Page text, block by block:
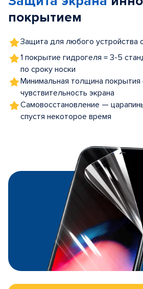
покрытием
Защита для любого устройства
1 покрытие гидрогеля = 3-5
по сроку носки
Минимальная толщина покрытия
чувствительность экрана
Самовосстановление —
спустя некоторое время